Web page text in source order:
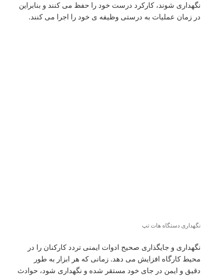
نگهداری شوند، کارکرد درست خود را حفظ می کنند و بنابراین
در زمان عملیات به درستی وظیفه ی خود را اجرا می کنند.
نگهداری دستگاه هات تپ
نگهداری و جایگذاری صحیح ادوات ایمنی تردد کارکنان را در
محیط کارگاه افزایش می دهد. زمانی که هر ابزار به طور
دقیق و ایمن در جای خود مستقر شده و نگهداری شود، حوادث